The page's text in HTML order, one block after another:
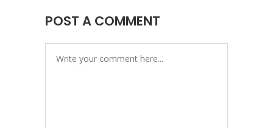
POST A COMMENT